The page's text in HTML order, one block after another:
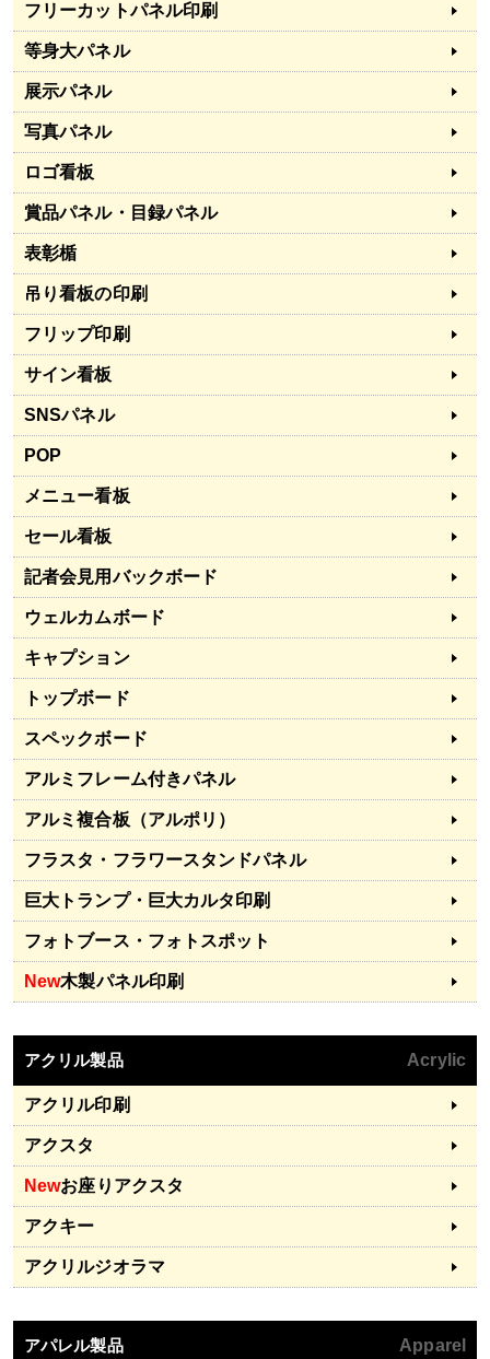
フリーカットパネル印刷
等身大パネル
展示パネル
写真パネル
ロゴ看板
賞品パネル・目録パネル
表彰楯
吊り看板の印刷
フリップ印刷
サイン看板
SNSパネル
POP
メニュー看板
セール看板
記者会見用バックボード
ウェルカムボード
キャプション
トップボード
スペックボード
アルミフレーム付きパネル
アルミ複合板（アルポリ）
フラスタ・フラワースタンドパネル
巨大トランプ・巨大カルタ印刷
フォトブース・フォトスポット
New木製パネル印刷
アクリル製品 Acrylic
アクリル印刷
アクスタ
Newお座りアクスタ
アクキー
アクリルジオラマ
アパレル製品 Apparel